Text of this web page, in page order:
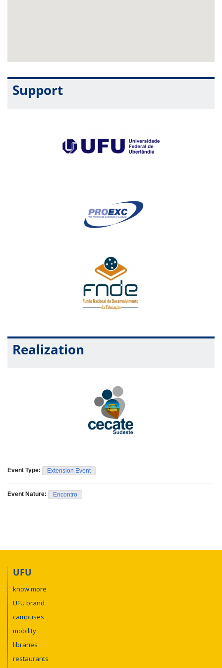
Support
Realization
Event Type: Extension Event
Event Nature: Encontro
UFU
know more
UFU brand
campuses
mobility
libraries
restaurants